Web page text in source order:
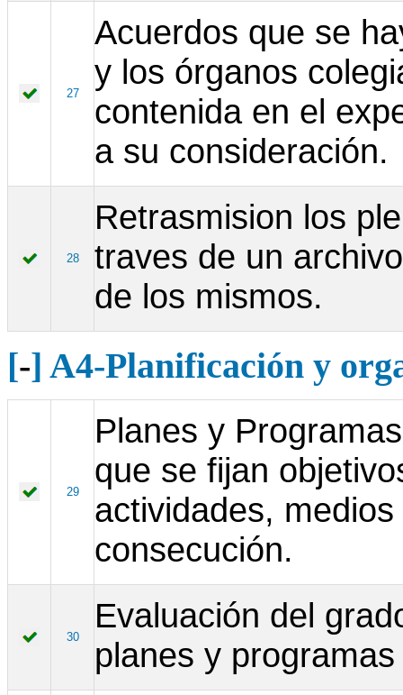
27
Acuerdos que se
y los órganos
contenida en el
a su consideración.
28
Retrasmision los
traves de un
de los mismos.
[-] A4-Planificación y
29
Planes y
que se fijan
actividades,
consecución.
30
Evaluación del
planes y programas